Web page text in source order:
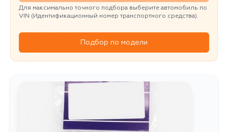
Для максимально точного подбора выберите автомобиль по
VIN (Идентификационный номер транспортного средства).
Подбор по модели